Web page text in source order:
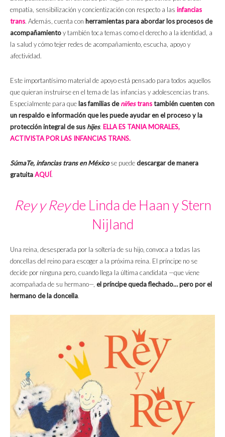
empatía, sensibilización y concientización con respecto a las infancias
trans. Además, cuenta con herramientas para abordar los procesos de
acompañamientoy también toca temas como el derecho a la identidad, a
la salud y cómo tejer redes de acompañamiento, escucha, apoyo y
afectividad.
Este importantísimo material de apoyo está pensado para todos aquellos
que quieran instruirse en el tema de las infancias y adolescencias trans.
Especialmente para que las familias deniñestranstambién cuenten con
un respaldo e información que les puede ayudar en el proceso y la
protección integral de sus hijes. ELLA ES TANIA MORALES,
ACTIVISTA POR LAS INFANCIAS TRANS.
SúmaTe, infancias trans en Méxicose puededescargar de manera
gratuitaAQUÍ.
Rey y Reyde Linda de Haan y Stern
Nijland
Una reina, desesperada por la soltería de su hijo, convoca a todas las
doncellas del reino para escoger a la próxima reina. El príncipe no se
decide por ninguna pero, cuando llega la última candidata —que viene
acompañada de su hermano—, el príncipe queda flechado… pero por el
hermano de la doncella.